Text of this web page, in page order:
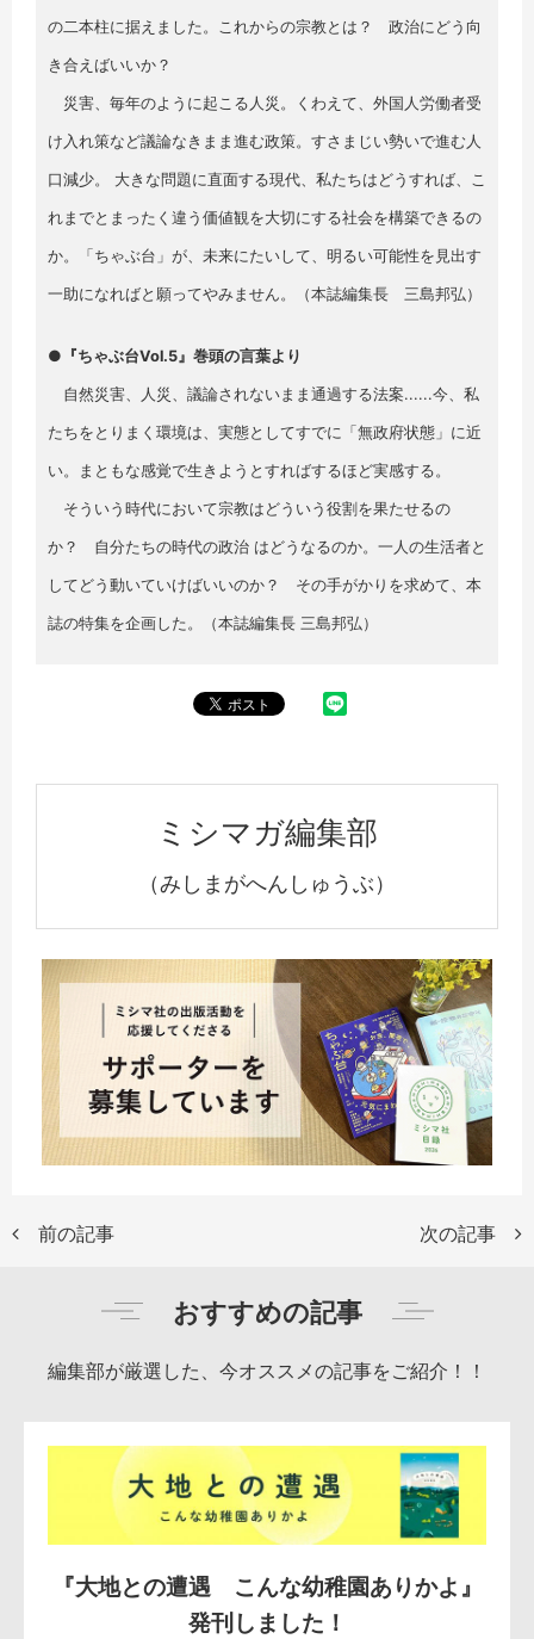
の二本柱に据えました。これからの宗教とは？ 政治にどう向
き合えばいいか？
災害、毎年のように起こる人災。くわえて、外国人労働者受
け入れ策など議論なきまま進む政策。すさまじい勢いで進む人
口減少。 大きな問題に直面する現代、私たちはどうすれば、こ
れまでとまったく違う価値観を大切にする社会を構築できるの
か。「ちゃぶ台」が、未来にたいして、明るい可能性を見出す
一助になればと願ってやみません。（本誌編集長 三島邦弘）
●『ちゃぶ台Vol.5』巻頭の言葉より
自然災害、人災、議論されないまま通過する法案......今、私
たちをとりまく環境は、実態としてすでに「無政府状態」に近
い。まともな感覚で生きようとすればするほど実感する。
そういう時代において宗教はどういう役割を果たせるの
か？ 自分たちの時代の政治 はどうなるのか。一人の生活者と
してどう動いていけばいいのか？ その手がかりを求めて、本
誌の特集を企画した。（本誌編集長 三島邦弘）
ミシマガ編集部
（みしまがへんしゅうぶ）
前の記事 次の記事
おすすめの記事
編集部が厳選した、今オススメの記事をご紹介！！
『大地との遭遇 こんな幼稚園ありかよ』
発刊しました！